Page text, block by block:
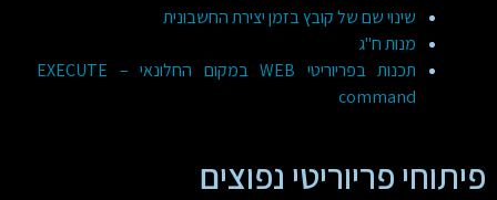
שינוי שם של קובץ בזמן יצירת החשבונית
מנות ח"ג
תכנות בפריוריטי WEB במקום החלונאי – EXECUTE
command
פיתוחי פריוריטי נפוצים